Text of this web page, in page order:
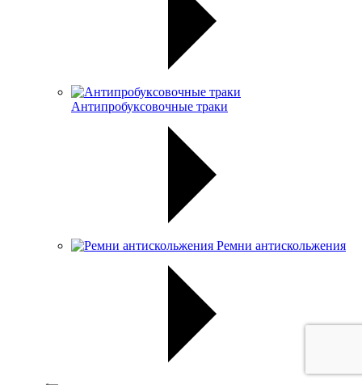
Антипробуксовочные траки
Ремни антискольжения